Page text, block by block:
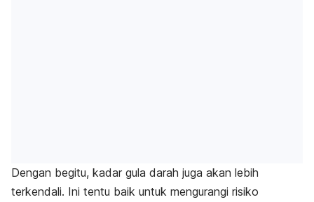
Dengan begitu, kadar gula darah juga akan lebih
terkendali. Ini tentu baik untuk mengurangi risiko